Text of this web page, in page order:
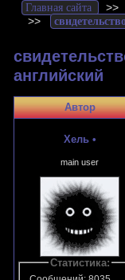
Главная сайта >>
>>
английский
Автор
Хель •
main user
Статистика: